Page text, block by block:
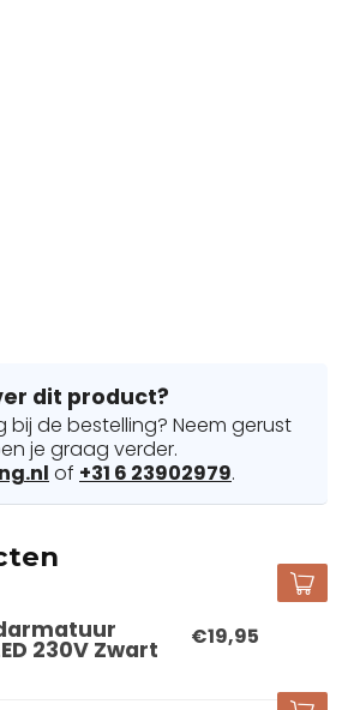
dit product?
bij de bestelling? Neem gerust
je graag verder.
of +31 6 23902979.
230V Zwart €19,95